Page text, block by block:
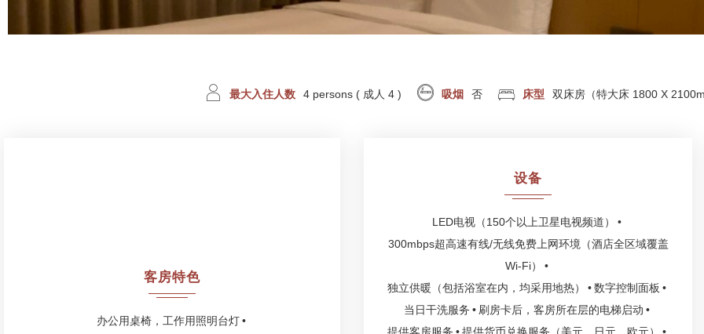
最大入住人数 4 persons ( 成人 4 ) 吸烟 否 床型 双床房（特大床 1800 X
客房特色
办公用桌椅，工作用照明台灯
设备
LED电视（150个以上卫星电视频道）
300mbps超高速有线/无线免费上网环境（酒店全区域覆盖
Wi-Fi）
独立供暖（包括浴室在内，均采用地热）
数字控制面板
当日干洗服务
刷房卡后，客房所在层的电梯启动